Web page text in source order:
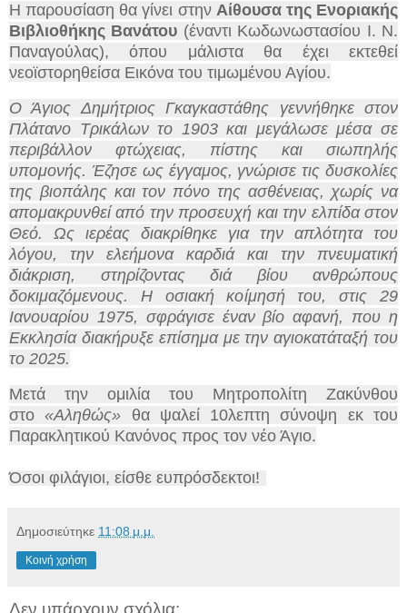
Η παρουσίαση θα γίνει στην Αίθουσα της Ενοριακής
Βιβλιοθήκης Βανάτου (έναντι Κωδωνωστασίου Ι. Ν.
Παναγούλας), όπου μάλιστα θα έχει εκτεθεί
νεοϊστορηθείσα Εικόνα του τιμωμένου Αγίου.
ΟΆγιος Δημήτριος Γκαγκαστάθης γεννήθηκε στον
Πλάτανο Τρικάλων το 1903 και μεγάλωσε μέσα σε
περιβάλλον φτώχειας, πίστης και σιωπηλής
υπομονής. Έζησε ως έγγαμος, γνώρισε τις δυσκολίες
της βιοπάλης και τον πόνο της ασθένειας, χωρίς να
απομακρυνθεί από την προσευχή και την ελπίδα στον
Θεό. Ως ιερέας διακρίθηκε για την απλότητα του
λόγου, την ελεήμονα καρδιά και την πνευματική
διάκριση, στηρίζοντας διά βίου ανθρώπους
δοκιμαζόμενους. Η οσιακή κοίμησή του, στις 29
Ιανουαρίου 1975, σφράγισε έναν βίο αφανή, που η
Εκκλησία διακήρυξε επίσημα με την αγιοκατάταξή του
το 2025.
Μετά την ομιλία του Μητροπολίτη Ζακύνθου
στο«Αληθώς» θα ψαλεί 10λεπτη σύνοψη εκ του
Παρακλητικού Κανόνος προς τον νέο Άγιο.
Όσοι φιλάγιοι, είσθε ευπρόσδεκτοι!
Δημοσιεύτηκε 11:08 μ.μ.
Κοινή χρήση
Δεν υπάρχουν σχόλια: